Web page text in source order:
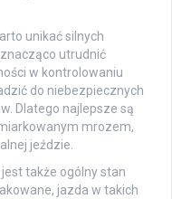
unikać silnych
utrudnić
w kontrolowaniu
do niebezpiecznych
Dlatego najlepsze są
mrozem,
jeździe.
także ogólny stan
jazda w takich